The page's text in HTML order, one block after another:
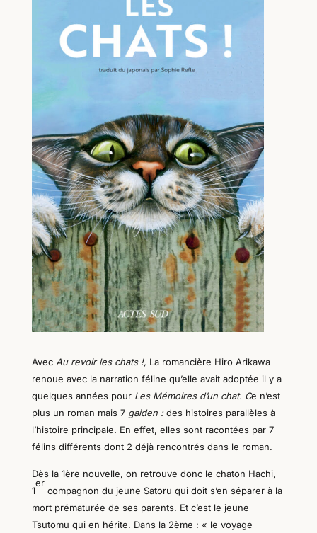
Avec Au revoir les chats !, La romancière Hiro Arikawa
renoue avec la narration féline qu’elle avait adoptée il y a
quelques années pour Les Mémoires d’un chat. Ce n’est
plus un roman mais 7 gaiden : des histoires parallèles à
l’histoire principale. En effet, elles sont racontées par 7
félins différents dont 2 déjà rencontrés dans le roman.
Dès la 1ère nouvelle, on retrouve donc le chaton Hachi,
1
er
compagnon du jeune Satoru qui doit s’en séparer à la
mort prématurée de ses parents. Et c’est le jeune
Tsutomu qui en hérite. Dans la 2ème : « le voyage